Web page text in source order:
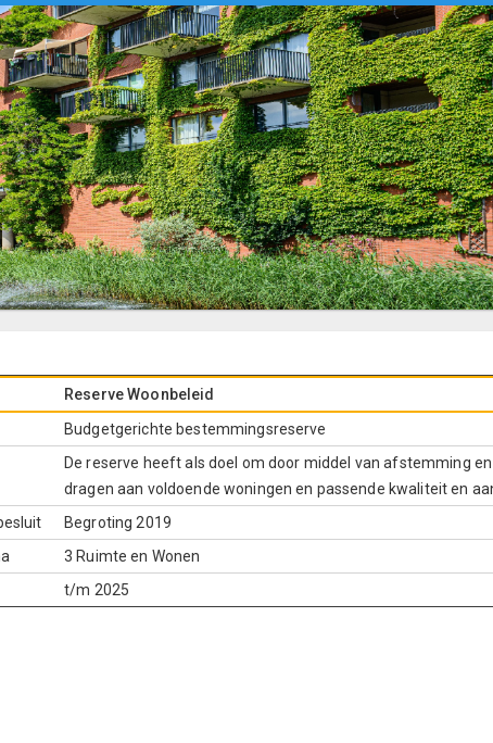
Reserve Woonbeleid
Budgetgerichte bestemmingsreserve
De reserve heeft als doel om door middel van afstemming
dragen aan voldoende woningen en passende kwaliteit en
Begroting 2019
3 Ruimte en Wonen
t/m 2025